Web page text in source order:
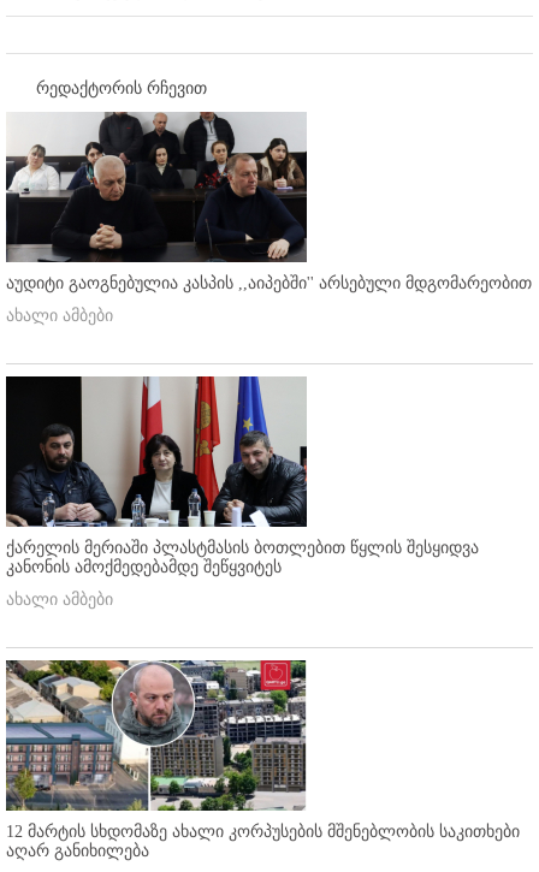
რედაქტორის რჩევით
აუდიტი გაოგნებულია კასპის ,,აიპებში'' არსებული მდგომარეობით
ახალი ამბები
ქარელის მერიაში პლასტმასის ბოთლებით წყლის შესყიდვა
კანონის ამოქმედებამდე შეწყვიტეს
ახალი ამბები
12 მარტის სხდომაზე ახალი კორპუსების მშენებლობის საკითხები
აღარ განიხილება